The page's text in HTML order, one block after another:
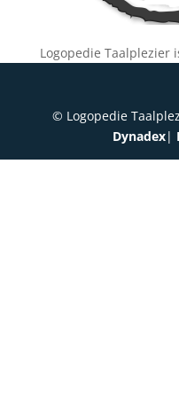
Logopedie Taalplezier
© Logopedie
Dynadex|